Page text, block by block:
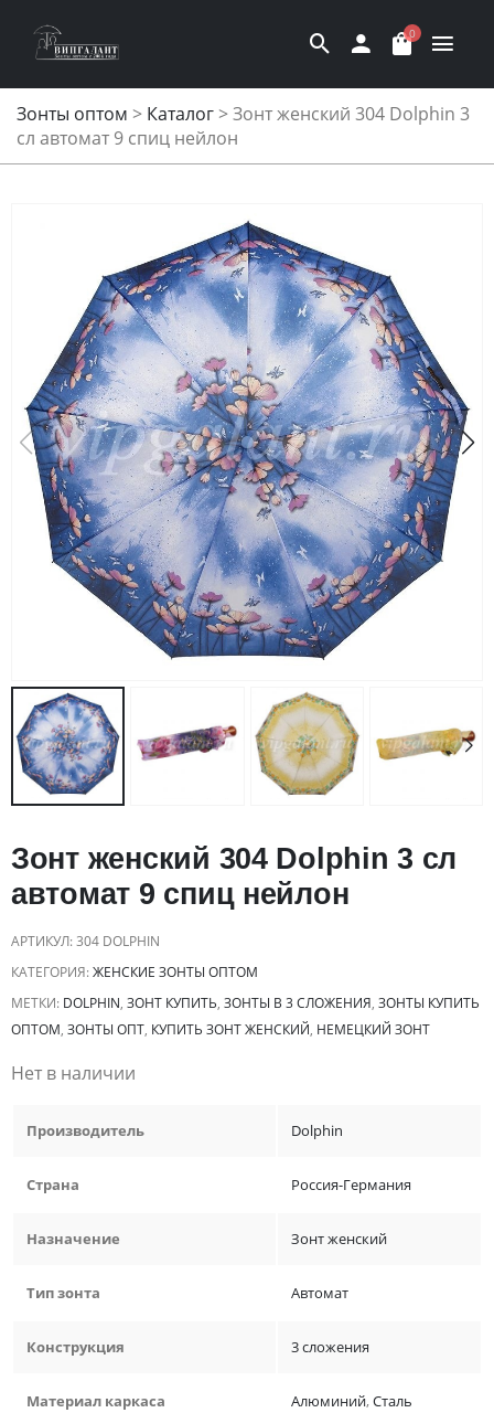
0
Зонты оптом > Каталог>Зонт женский 304 Dolphin 3
сл автомат 9 спиц нейлон
Зонт женский 304 Dolphin 3 сл
автомат 9 спиц нейлон
АРТИКУЛ:304 DOLPHIN
КАТЕГОРИЯ:ЖЕНСКИЕ ЗОНТЫ ОПТОМ
МЕТКИ: DOLPHIN, ЗОНТ КУПИТЬ, ЗОНТЫ В 3 СЛОЖЕНИЯ, ЗОНТЫ КУПИТЬ
ОПТОМ, ЗОНТЫ ОПТ, КУПИТЬ ЗОНТ ЖЕНСКИЙ, НЕМЕЦКИЙ ЗОНТ
Нет в наличии
Производитель Dolphin
Страна Россия-Германия
Назначение Зонт женский
Тип зонта Автомат
Конструкция 3 сложения
Материал каркаса Алюминий,Сталь